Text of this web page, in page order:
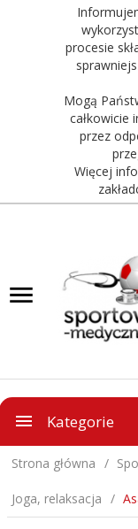
procesie
Mogą
całkowicie
przez
Więcej
Kategorie
Strona główna
Joga, relaksacja